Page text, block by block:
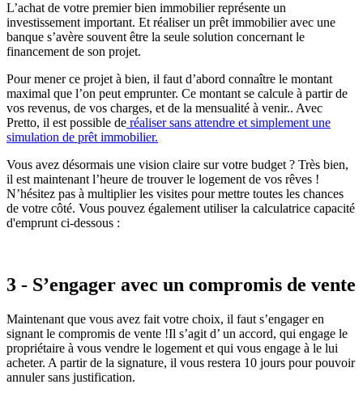
L’achat de votre premier bien immobilier représente un
investissement important. Et réaliser un prêt immobilier avec une
banque s’avère souvent être la seule solution concernant le
financement de son projet.
Pour mener ce projet à bien, il faut d’abord connaître le montant
maximal que l’on peut emprunter. Ce montant se calcule à partir de
vos revenus, de vos charges, et de la mensualité à venir.. Avec
Pretto, il est possible de réaliser sans attendre et simplement une
simulation de prêt immobilier.
Vous avez désormais une vision claire sur votre budget ? Très bien,
il est maintenant l’heure de trouver le logement de vos rêves !
N’hésitez pas à multiplier les visites pour mettre toutes les chances
de votre côté. Vous pouvez également utiliser la calculatrice capacité
d'emprunt ci-dessous :
3 - S’engager avec un compromis de vente
Maintenant que vous avez fait votre choix, il faut s’engager en
signant le compromis de vente !Il s’agit d’ un accord, qui engage le
propriétaire à vous vendre le logement et qui vous engage à le lui
acheter. A partir de la signature, il vous restera 10 jours pour pouvoir
annuler sans justification.